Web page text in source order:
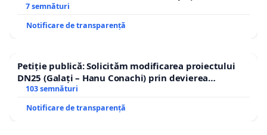
7 semnături
Notificare de transparență
Petiție publică: Solicităm modificarea proiectului
DN25 (Galați – Hanu Conachi) prin devierea
traseului în afara localităților!
103 semnături
Notificare de transparență